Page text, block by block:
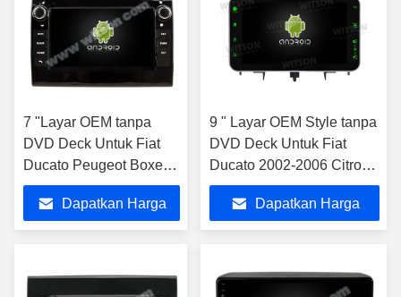
7 "Layar OEM tanpa
DVD Deck Untuk Fiat
Ducato Peugeot Boxer
Citroen Jumper 2 2006-
2016
Dapatkan Harga
9 " Layar OEM Style tanpa
DVD Deck Untuk Fiat
Ducato 2002-2006 Citroen
Jumper Peugeot Boxer
2002-2006 Mobil
Multimedia Stereo GPS
Dapatkan Harga